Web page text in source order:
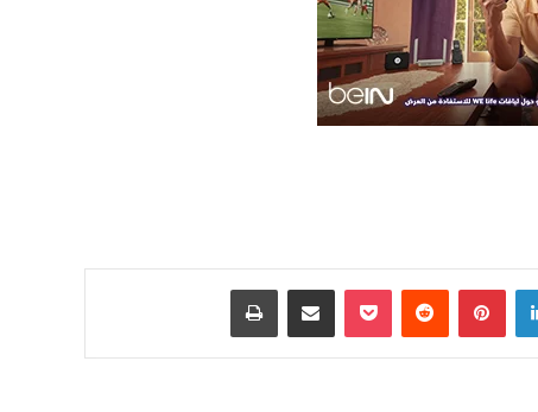
لينكدإن بينتيريست
‏Reddit
‫Pocket مشاركة عبر البريد طباعة